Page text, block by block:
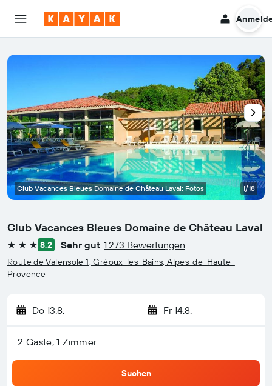
Club Vacances Bleues Domaine de Château Laval
3 Sterne8,2 Sehr gut 1.273 Bewertungen
Route de Valensole 1, Gréoux-les-Bains, Alpes-de-Haute-
Provence
Do 13.8. - Fr 14.8.
2 Gäste, 1 Zimmer
Suchen
Club Vacances Bleues Domaine de Château Laval: Fotos 1/18